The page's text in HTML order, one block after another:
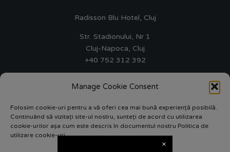
Manage Cookie Consent
Folosim cookie-uri pentru a vă oferi cea mai bună experiență posibilă.
Continuând să vizitați site-ul nostru, sunteți de acord cu utilizarea
cookie-urilor așa cum este descris în documentul nostru Politica de
utilizare cookie-uri
Radisson Blu Hotel, Cluj
Str. Stadionului, Nr 1
Cluj-Napoca, Cluj
+40 752 312 392
J12/3003/01.10.2015
CUI 35075642
ANPC 0219551